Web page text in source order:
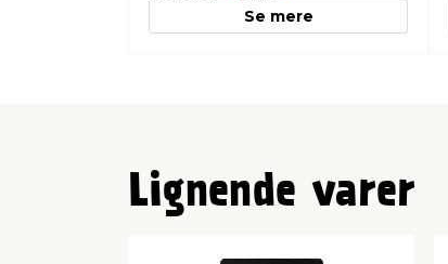
Se mere
Lignende varer